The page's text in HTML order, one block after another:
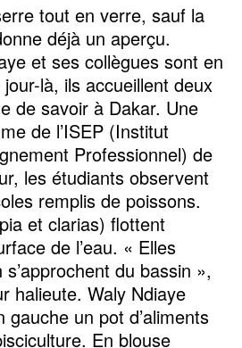
tout en verre, sauf la
déjà un aperçu.
et ses collègues sont en
là, ils accueillent deux
de savoir à Dakar. Une
de l’ISEP (Institut
Professionnel) de
les étudiants observent
remplis de poissons.
et clarias) flottent
de l’eau. « Elles
s’approchent du bassin »,
halieute. Waly Ndiaye
un pot d’aliments
En blouse